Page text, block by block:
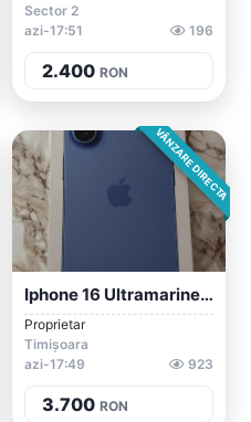
Sector 2
azi-17:51
196
2.400 RON
VÂNZARE DIRECTA
Iphone 16 Ultramarine 128gb
Proprietar
Timișoara
azi-17:49
923
3.700 RON